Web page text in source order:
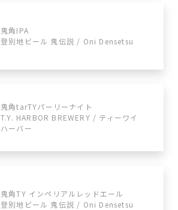
鬼角IPA
登別地ビール 鬼伝説 / Oni Densetsu
鬼角tarTYパーリーナイト
T.Y. HARBOR BREWERY / ティーワイ
ハーバー
鬼角TY インペリアルレッドエール
登別地ビール 鬼伝説 / Oni Densetsu